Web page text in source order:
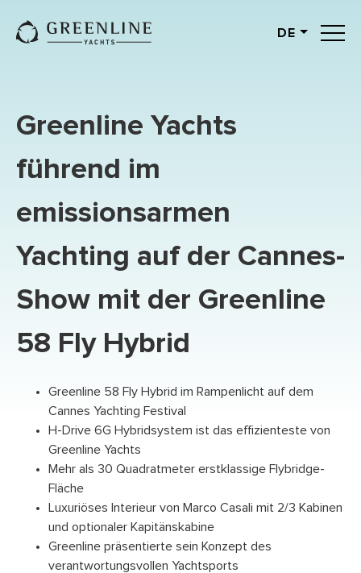
DE
Greenline Yachts
führend im
emissionsarmen
Yachting auf der Cannes-
Show mit der Greenline
58 Fly Hybrid
Greenline 58 Fly Hybrid im Rampenlicht auf dem
Cannes Yachting Festival
H-Drive 6G Hybridsystem ist das effizienteste von
Greenline Yachts
Mehr als 30 Quadratmeter erstklassige Flybridge-
Fläche
Luxuriöses Interieur von Marco Casali mit 2/3 Kabinen
und optionaler Kapitänskabine
Greenline präsentierte sein Konzept des
verantwortungsvollen Yachtsports